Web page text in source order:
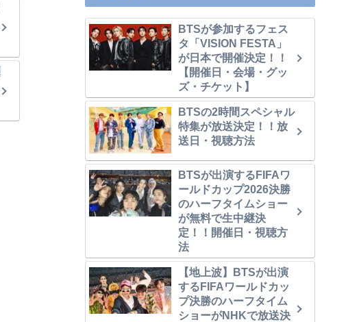
BTSが参加するフェス
タ「VISION FESTA」
が日本で開催決定！！
【開催日・会場・グッ
ズ・チケット】
BTSの2時間スペシャル
特集が放送決定！！放
送日・視聴方法
BTSが出演するFIFAワ
ールドカップ2026決勝
のハーフタイムショー
が無料で生中継決
定！！開催日・視聴方
法
【地上波】BTSが出演
するFIFAワールドカッ
プ決勝のハーフタイム
ショーがNHKで放送決